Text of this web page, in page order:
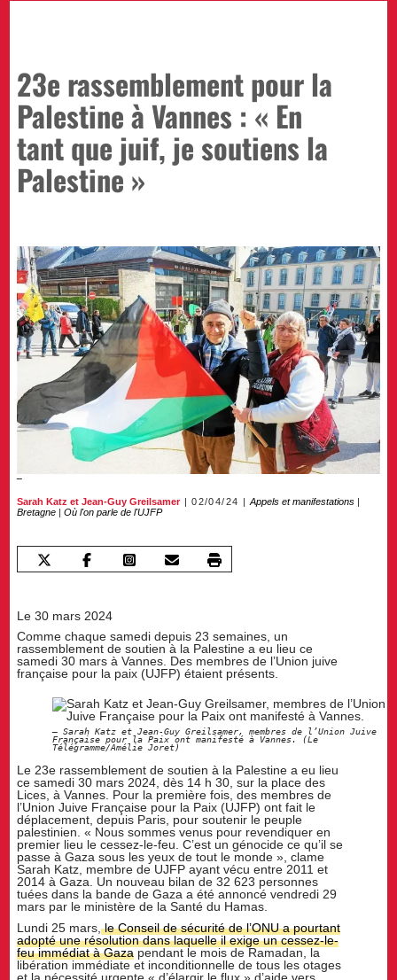
23e rassemblement pour la
Palestine à Vannes : « En
tant que juif, je soutiens la
Palestine »
Sarah Katz etJean-Guy Greilsamer 02/04/24 Appels et manifestations |
Bretagne |Où l'on parle de l'UJFP
Le 30 mars 2024
Comme chaque samedi depuis 23 semaines, un
rassemblement de soutien à la Palestine a eu lieu ce
samedi 30 mars à Vannes. Des membres de l’Union juive
française pour la paix (UJFP) étaient présents.
Sarah Katz et Jean-Guy Greilsamer, membres de l’Union Juive
Française pour la Paix ont manifesté à Vannes. (Le
Télégramme/Amélie Joret)
Le 23e rassemblement de soutien à la Palestine a eu lieu
ce samedi 30 mars 2024, dès 14 h 30, sur la place des
Lices, à Vannes. Pour la première fois, des membres de
l’Union Juive Française pour la Paix (UJFP) ont fait le
déplacement, depuis Paris, pour soutenir le peuple
palestinien. « Nous sommes venus pour revendiquer en
premier lieu le cessez-le-feu. C’est un génocide ce qu’il se
passe à Gaza sous les yeux de tout le monde », clame
Sarah Katz, membre de UJFP ayant vécu entre 2011 et
2014 à Gaza. Un nouveau bilan de 32 623 personnes
tuées dans la bande de Gaza a été annoncé vendredi 29
mars par le ministère de la Santé du Hamas.
Lundi 25 mars,le Conseil de sécurité de l’ONU a pourtant
adopté une résolution dans laquelle il exige un cessez-le-
feu immédiat à Gaza pendant le mois de Ramadan, la
libération immédiate et inconditionnelle de tous les otages
et la nécessité urgente « d’élargir le flux » d’aide vers